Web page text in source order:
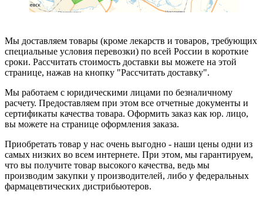
Мы доставляем товары (кроме лекарств и товаров, требующих
специальные условия перевозки) по всей России в короткие
сроки. Рассчитать стоимость доставки вы можете на этой
странице, нажав на кнопку "Рассчитать доставку".
Мы работаем с юридическими лицами по безналичному
расчету. Предоставляем при этом все отчетные документы и
сертификаты качества товара. Оформить заказ как юр. лицо,
вы можете на странице оформления заказа.
Приобретать товар у нас очень выгодно - наши цены одни из
самых низких во всем интернете. При этом, мы гарантируем,
что вы получите товар высокого качества, ведь мы
производим закупки у производителей, либо у федеральных
фармацевтических дистрибьютеров.